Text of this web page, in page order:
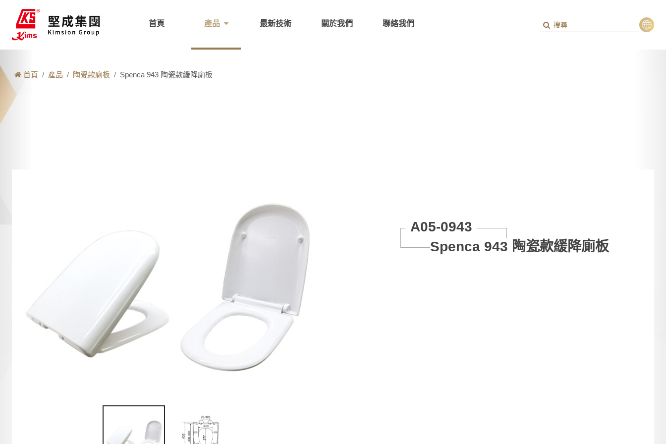
首頁 產品 最新技術 關於我們
聯絡我們
首頁 產品 陶瓷款廁板 Spenca 943 陶瓷款緩降廁板
A05-0943
Spenca 943 陶瓷款緩降廁板